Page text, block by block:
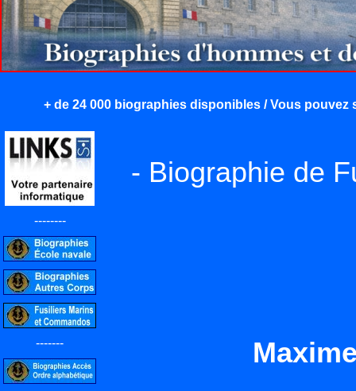
+ de 24 000 biographies disponibles / Vous
--------
-------
- Biographie de